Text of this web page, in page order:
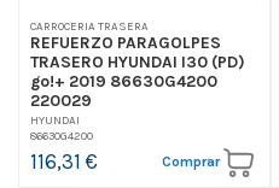
CARROCERIA TRASERA
REFUERZO PARAGOLPES
TRASERO HYUNDAI I30 (PD)
go!+ 2019 86630G4200
220029
HYUNDAI
86630G4200
116,31 € Comprar